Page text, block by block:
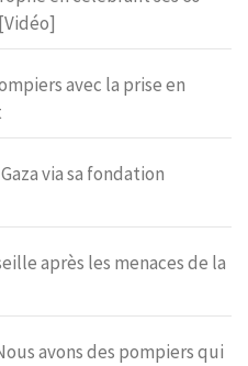
avec la prise en
via sa fondation
après les menaces de la
avons des pompiers qui